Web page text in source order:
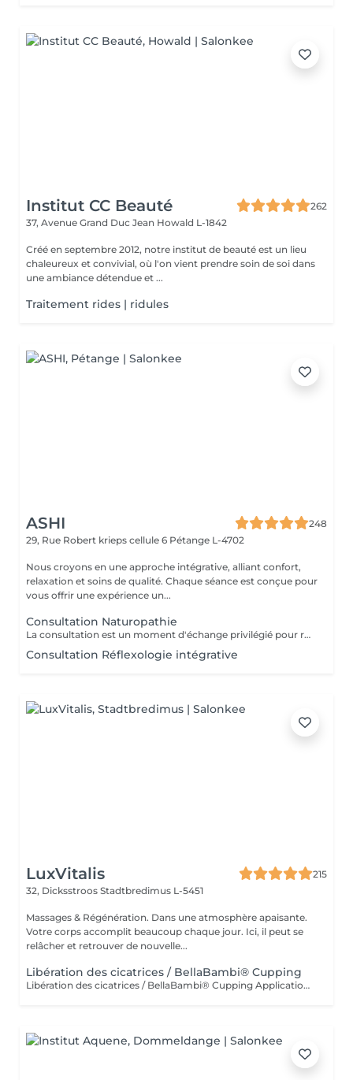
Institut CC Beauté
262
37, Avenue Grand Duc Jean Howald L-1842
Créé en septembre 2012, notre institut de beauté est un lieu
chaleureux et convivial, où l'on vient prendre soin de soi dans
une ambiance détendue et ...
Traitement rides | ridules
ASHI
248
29, Rue Robert krieps cellule 6 Pétange L-4702
Nous croyons en une approche intégrative, alliant confort,
relaxation et soins de qualité. Chaque séance est conçue pour
vous offrir une expérience un...
Consultation Naturopathie
La consultation est un moment d'échange privilégié pour réaliser ensemble un bilan complet et définir un protocole personnalisé. Notre temps est précieux, le vôtre aussi : nous vous remercions d'honorer ce rendez-vous.
Consultation Réflexologie intégrative
LuxVitalis
215
32, Dicksstroos Stadtbredimus L-5451
Massages & Régénération. Dans une atmosphère apaisante.
Votre corps accomplit beaucoup chaque jour. Ici, il peut se
relâcher et retrouver de nouvelle...
Libération des cicatrices / BellaBambi® Cupping
Libération des cicatrices / BellaBambi® Cupping Application ciblée pour la mobilisation et la régulation du tissu cicatriciel à l'aide de la technique de cupping BellaBambi®. Grâce à des impulsions de dépression douces et précises, les tissus autour de la cicatrice sont activés. Les adhérences peuvent être relâchées et la circulation sanguine améliorée. Le traitement favorise l'élasticité des tissus et peut réduire les sensations de tension ainsi que les limitations de mouvement. Particulièrement adapté après des opérations, des blessures ou en cas de tissu cicatriciel durci. Pour plus de mobilité, de liberté tissulaire et une sensation corporelle visiblement harmonisée.